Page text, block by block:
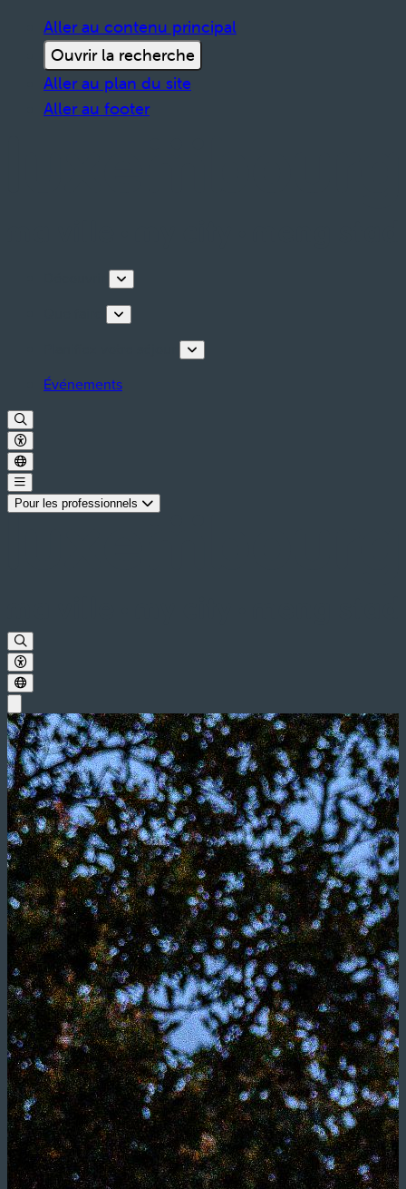
Aller au contenu principal
Ouvrir la recherche
Aller au plan du site
Aller au footer
Événements
Pour les professionnels